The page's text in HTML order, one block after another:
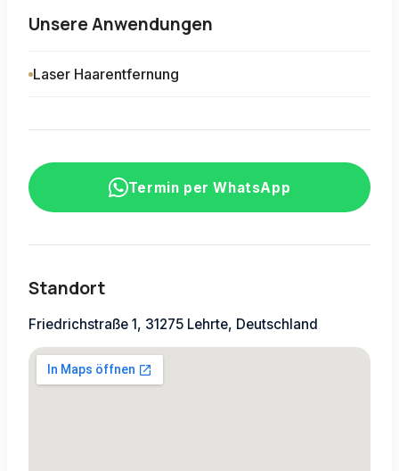
Unsere Anwendungen
Laser Haarentfernung
Termin per WhatsApp
Standort
Friedrichstraße 1, 31275 Lehrte, Deutschland